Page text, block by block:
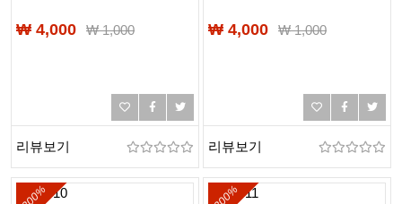
₩ 4,000 ₩1,000
리뷰보기
₩ 4,000 ₩1,000
리뷰보기